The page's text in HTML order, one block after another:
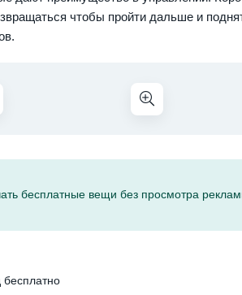
чтобы пройти дальше и
бесплатные вещи без просмотра